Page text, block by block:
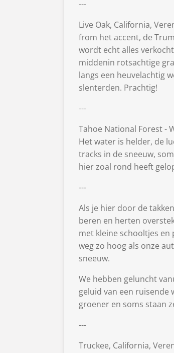
---
Live Oak, California,
from het accent, de
wordt echt alles
middenin rotsachtige
langs een heuvelachtig
slenterden. Prachtig!
---
Tahoe National Forest -
Het water is helder, de
tracks in de sneeuw,
hier zoal rond heeft
---
Als je hier door de
beren en herten
met kleine schooltjes en
weg zo hoog als onze
sneeuw.
We hebben geluncht
geluid van een ruisende
groener en soms staan
---
Truckee, California,